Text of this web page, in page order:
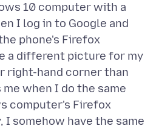
10 computer with a
I log in to Google and
phone's Firefox
a different picture for my
right-hand corner than
when I do the same
computer's Firefox
I somehow have the same